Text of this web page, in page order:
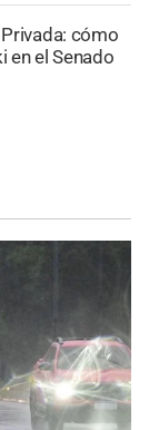
cómo
en el Senado